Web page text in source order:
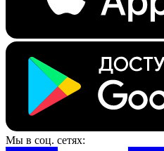
Мы в соц. сетях: